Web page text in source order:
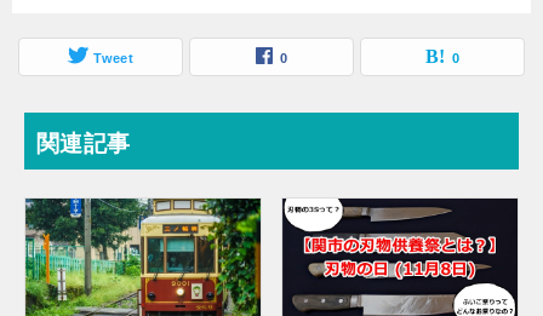
Tweet 0 0
関連記事